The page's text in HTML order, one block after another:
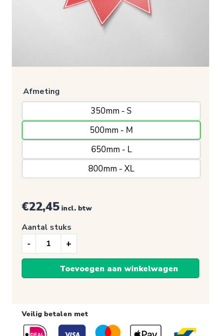
Afmeting
350mm - S
500mm - M
650mm - L
800mm - XL
€22,45incl. btw
Raamsticker,
(Ster/Rood)
aantal
Aantal stuks
Toevoegen aan winkelwagen
Veilig betalen met